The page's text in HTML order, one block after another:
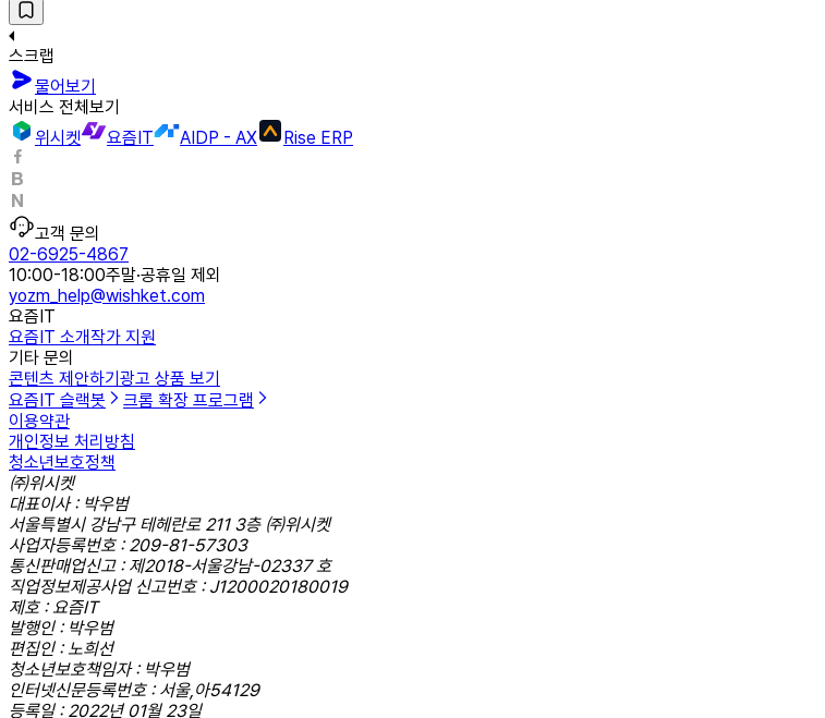
스크랩
물어보기
서비스 전체보기
위시켓
요즘IT AIDP - AX Rise ERP
고객 문의
02-6925-4867
10:00-18:00주말·공휴일 제외
yozm_help@wishket.com
요즘IT
요즘IT 소개작가 지원
기타 문의
콘텐츠 제안하기 광고 상품 보기
요즘IT 슬랙봇
크롬 확장 프로그램
이용약관
개인정보 처리방침
청소년보호정책
㈜위시켓
대표이사 : 박우범
서울특별시 강남구 테헤란로 211 3층 ㈜위시켓
사업자등록번호 : 209-81-57303
통신판매업신고 : 제2018-서울강남-02337 호
직업정보제공사업 신고번호 : J1200020180019
제호 : 요즘IT
발행인 : 박우범
편집인 : 노희선
청소년보호책임자 : 박우범
인터넷신문등록번호 : 서울,아54129
등록일 : 2022년 01월 23일